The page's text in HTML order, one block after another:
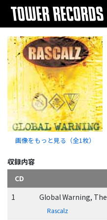
画像をもっと見る（全1 枚）
収録内容
CD
1
Global Warning, The
Rascalz